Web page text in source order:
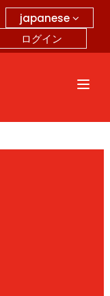
japanese
ログイン